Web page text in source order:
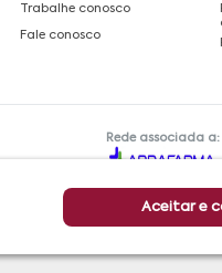
Trabalhe conosco
Fale conosco
Rede associada a: